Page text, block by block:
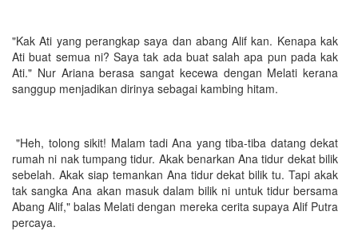
"Kak Ati yang perangkap saya dan abang Alif kan. Kenapa kak
Ati buat semua ni? Saya tak ada buat salah apa pun pada kak
Ati." Nur Ariana berasa sangat kecewa dengan Melati kerana
sanggup menjadikan dirinya sebagai kambing hitam.
"Heh, tolong sikit! Malam tadi Ana yang tiba-tiba datang dekat
rumah ni nak tumpang tidur. Akak benarkan Ana tidur dekat bilik
sebelah. Akak siap temankan Ana tidur dekat bilik tu. Tapi akak
tak sangka Ana akan masuk dalam bilik ni untuk tidur bersama
Abang Alif," balas Melati dengan mereka cerita supaya Alif Putra
percaya.